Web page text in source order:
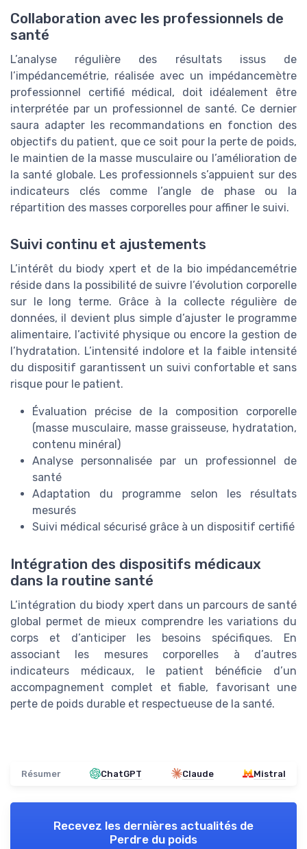
Collaboration avec les professionnels de
santé
L’analyse régulière des résultats issus de
l’impédancemétrie, réalisée avec un impédancemètre
professionnel certifié médical, doit idéalement être
interprétée par un professionnel de santé. Ce dernier
saura adapter les recommandations en fonction des
objectifs du patient, que ce soit pour la perte de poids,
le maintien de la masse musculaire ou l’amélioration de
la santé globale. Les professionnels s’appuient sur des
indicateurs clés comme l’angle de phase ou la
répartition des masses corporelles pour affiner le suivi.
Suivi continu et ajustements
L’intérêt du biody xpert et de la bio impédancemétrie
réside dans la possibilité de suivre l’évolution corporelle
sur le long terme. Grâce à la collecte régulière de
données, il devient plus simple d’ajuster le programme
alimentaire, l’activité physique ou encore la gestion de
l’hydratation. L’intensité indolore et la faible intensité
du dispositif garantissent un suivi confortable et sans
risque pour le patient.
Évaluation précise de la composition corporelle
(masse musculaire, masse graisseuse, hydratation,
contenu minéral)
Analyse personnalisée par un professionnel de
santé
Adaptation du programme selon les résultats
mesurés
Suivi médical sécurisé grâce à un dispositif certifié
Intégration des dispositifs médicaux
dans la routine santé
L’intégration du biody xpert dans un parcours de santé
global permet de mieux comprendre les variations du
corps et d’anticiper les besoins spécifiques. En
associant les mesures corporelles à d’autres
indicateurs médicaux, le patient bénéficie d’un
accompagnement complet et fiable, favorisant une
perte de poids durable et respectueuse de la santé.
Résumer ChatGPT Claude Mistral
Recevez les dernières actualités de
Perdre du poids